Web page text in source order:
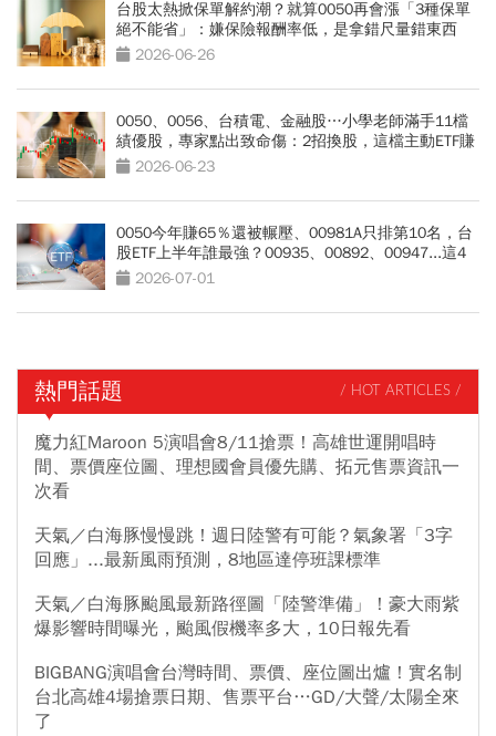
台股太熱掀保單解約潮？就算0050再會漲「3種保單
絕不能省」：嫌保險報酬率低，是拿錯尺量錯東西
2026-06-26
0050、0056、台積電、金融股…小學老師滿手11檔
績優股，專家點出致命傷：2招換股，這檔主動ETF賺
暴漲240%噴發股
2026-06-23
0050今年賺65％還被輾壓、00981A只排第10名，台
股ETF上半年誰最強？00935、00892、00947...這4
檔翻倍賺
2026-07-01
熱門話題 / HOT ARTICLES /
魔力紅Maroon 5演唱會8/11搶票！高雄世運開唱時
間、票價座位圖、理想國會員優先購、拓元售票資訊一
次看
天氣／白海豚慢慢跳！週日陸警有可能？氣象署「3字
回應」...最新風雨預測，8地區達停班課標準
天氣／白海豚颱風最新路徑圖「陸警準備」！豪大雨紫
爆影響時間曝光，颱風假機率多大，10日報先看
BIGBANG演唱會台灣時間、票價、座位圖出爐！實名制
台北高雄4場搶票日期、售票平台…GD/大聲/太陽全來
了